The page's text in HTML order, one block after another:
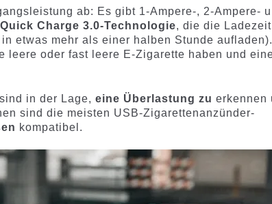
ab: Es gibt 1-Ampere-, 2-Ampere-
Quick Charge 3.0-Technologie, die die Ladezeit
etwas mehr als einer halben Stunde
leere oder fast leere E-Zigarette haben und
in der Lage,eine Überlastung zuerkennen
sind die meisten USB-Zigarettenanzünder-
kompatibel.